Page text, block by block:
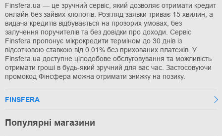
Finsfera.ua — це зручний сервіс, який дозволяє отримати кредит
онлайн без зайвих клопотів. Розгляд заявки триває 15 хвилин, а
видача кредитів відбувається на прозорих умовах, без
залучення поручителів та без довідки про доходи. Сервіс
Finsfera пропонує мікрокредити терміном до 30 днів із
відсотковою ставкою від 0.01% без прихованих платежів. У
Finsfera.ua доступне цілодобове обслуговування та можливість
отримати гроші в будь-який зручний для вас час. Застосовуючи
промокод Фінсфера можна отримати знижку на позику.
FINSFERA
Популярні магазини